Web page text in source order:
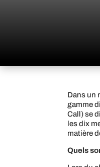
Dans un
gamme
Call) se
les dix
matière
Quels